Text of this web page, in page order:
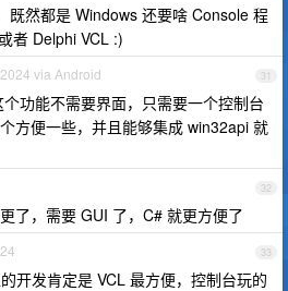
既然都是 Windows 还要啥 Console 程
者 Delphi VCL :)
31
via Android
功能不需要界面，只需要一个控制台
方便一些，并且能够集成 win32api 就
32
了，需要 GUI 了，C# 就更方便了
33
开发肯定是 VCL 最方便，控制台玩的